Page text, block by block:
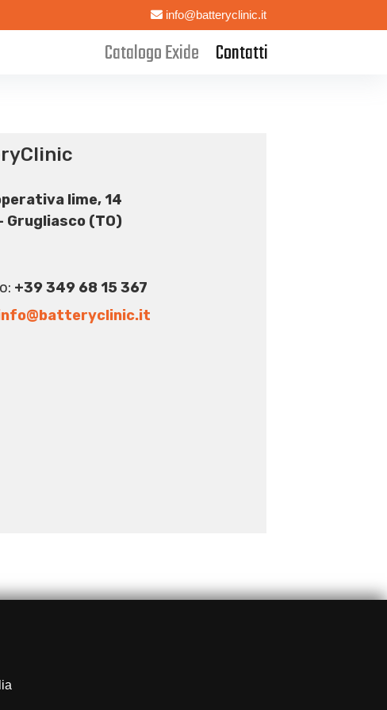
info@batteryclinic.it
Catalogo Exide Contatti
lime, 14
Grugliasco (TO)
+39 349 68 15 367